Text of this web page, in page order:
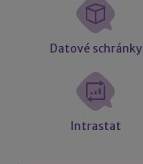
Datové schránky
Intrastat